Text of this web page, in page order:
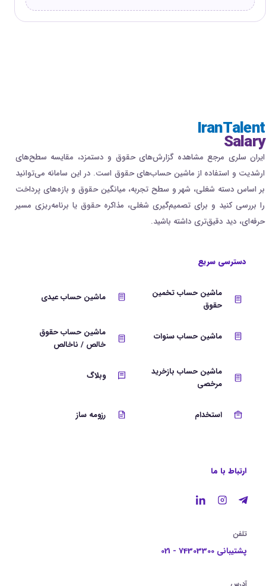
IranTalent
Salary
ایران سلری مرجع مشاهده گزارش‌های حقوق و دستمزد، مقایسه سطح‌های
ارشدیت و استفاده از ماشین حساب‌های حقوق است. در این سامانه می‌توانید
بر اساس دسته شغلی، شهر و سطح تجربه، میانگین حقوق و بازه‌های پرداخت
را بررسی کنید و برای تصمیم‌گیری شغلی، مذاکره حقوق یا برنامه‌ریزی مسیر
حرفه‌ای، دید دقیق‌تری داشته باشید.
دسترسی سریع
ماشین حساب تخمین
حقوق
ماشین حساب عیدی
ماشین حساب سنوات
ماشین حساب حقوق
خالص / ناخالص
ماشین حساب بازخرید
مرخصی
وبلاگ
استخدام رزومه ساز
ارتباط با ما
تلفن
پشتیبانی 74303300 - 021